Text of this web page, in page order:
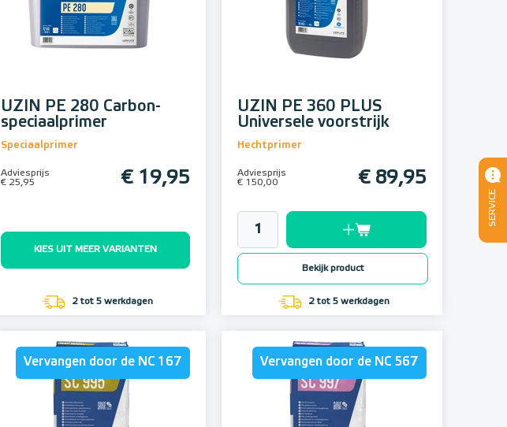
UZIN PE 280 Carbon-
speciaalprimer
Speciaalprimer
Adviesprijs
€ 25,95
€ 19,95
KIES UIT MEER VARIANTEN
2 tot 5 werkdagen
UZIN PE 360 PLUS
Universele voorstrijk
Hechtprimer
Adviesprijs
€ 150,00
€ 89,95
Bekijk product
2 tot 5 werkdagen
Vervangen door de NC 167 Vervangen door de NC 567
SERVICE